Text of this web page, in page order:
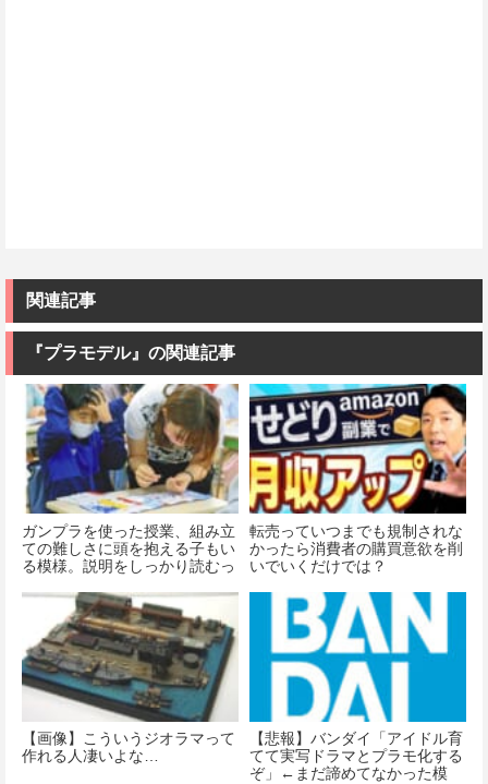
関連記事
『プラモデル』の関連記事
ガンプラを使った授業、組み立
ての難しさに頭を抱える子もい
る模様。説明をしっかり読むっ
転売っていつまでも規制されな
かったら消費者の購買意欲を削
いでいくだけでは？
【画像】こういうジオラマって
作れる人凄いよな…
【悲報】バンダイ「アイドル育
てて実写ドラマとプラモ化する
ぞ」←まだ諦めてなかった模